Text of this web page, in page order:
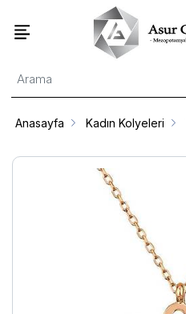
Anasayfa Kadın Kolyeleri